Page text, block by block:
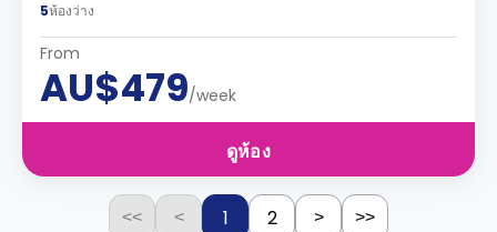
5ห้องว่าง
From
AU$479/week
ดูห้อง
<< < 1 2 > >>